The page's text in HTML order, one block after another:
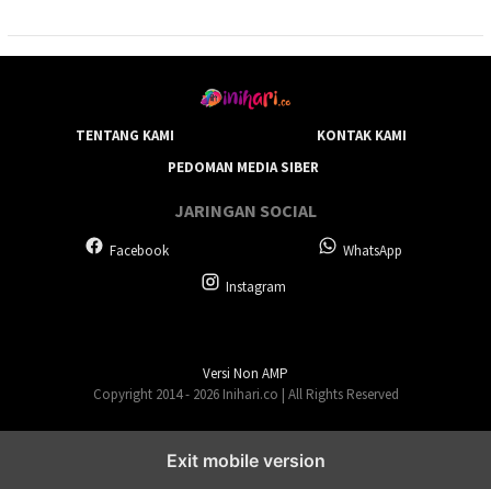
TENTANG KAMI
KONTAK KAMI
PEDOMAN MEDIA SIBER
JARINGAN SOCIAL
Facebook
WhatsApp
Instagram
Versi Non AMP
Copyright 2014 - 2026 Inihari.co | All Rights Reserved
Exit mobile version